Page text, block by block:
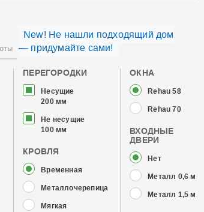
New! Не нашли подходящий дом
— придумайте сами!
ПЕРЕГОРОДКИ
Несущие
200 мм
Не несущие
100 мм
КРОВЛЯ
Временная
Металлочерепица
Мягкая
ОКНА
Rehau 58
Rehau 70
ВХОДНЫЕ
ДВЕРИ
Нет
Металл 0,6 мм
Металл 1,5 мм